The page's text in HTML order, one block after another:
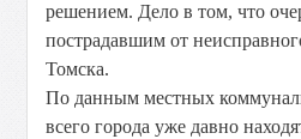
решением. Дело в том, что
пострадавшим от
Томска.
По данным местных
всего города уже давно